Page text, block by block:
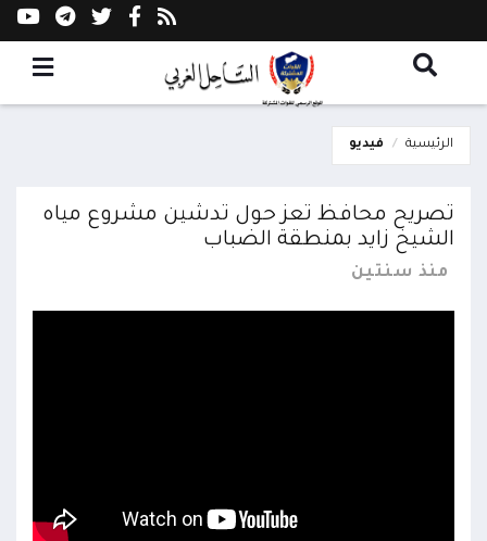
الرئيسية فيديو
تصريح محافظ تعز حول تدشين مشروع مياه
الشيخ زايد بمنطقة الضباب
منذ سنتين